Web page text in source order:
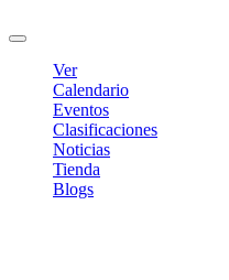
Ver
Calendario
Eventos
Clasificaciones
Noticias
Tienda
Blogs